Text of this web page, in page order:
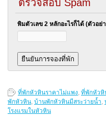
ตรวจสอบ Spam
พิมตัวเลข 2 หลักอะไรก็ได้ (ตัวอย่
ที่พักหัวหินราคาไม่แพง, ที่พักหัวหิ
พักหัวหิน, บ้านพักหัวหินมีสระว่ายน้ำ,
โรงแรมในหัวหิน